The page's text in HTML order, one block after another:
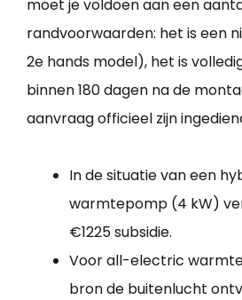
moet je voldoen aan een
randvoorwaarden: het is een
2e hands model), het is
binnen 180 dagen na de
aanvraag officieel zijn
In de situatie van een
warmtepomp (4 kW)
€1225 subsidie.
Voor all-electric
bron de buitenlucht